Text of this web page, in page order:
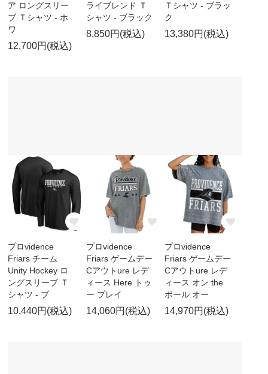
ア ロングスリー
ブ Ｔシャツ - ホ
ワ
12,700円(税込)
ライブレンド Ｔ
シャツ - ブラック
8,850円(税込)
Ｔシャツ - ブラッ
ク
13,380円(税込)
プロvidence
Friars チーム
Unity Hockey ロ
ングスリーブ Ｔ
シャツ - ブ
10,440円(税込)
プロvidence
Friars ゲームデー
Cアウトure レデ
ィース Here トゥ
ー プレイ
14,060円(税込)
プロvidence
Friars ゲームデー
Cアウトure レデ
ィース オン the
ボール オー
14,970円(税込)